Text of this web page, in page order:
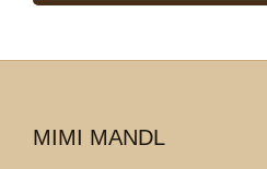
MIMI MANDL